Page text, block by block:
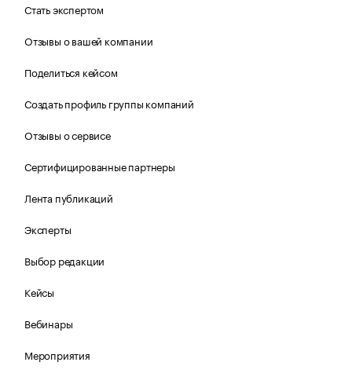
Стать экспертом
Отзывы о вашей компании
Поделиться кейсом
Создать профиль группы компаний
Отзывы о сервисе
Сертифицированные партнеры
Лента публикаций
Эксперты
Выбор редакции
Кейсы
Вебинары
Мероприятия